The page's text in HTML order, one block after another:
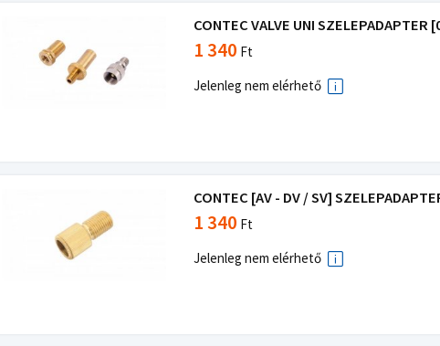
CONTEC VALVE UNI
1 340 Ft
Jelenleg nem elérhető
CONTEC [AV - DV / SV]
1 340 Ft
Jelenleg nem elérhető